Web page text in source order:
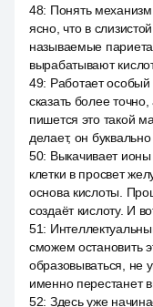
48: Понять
ясно, что в
называемые
вырабатывают
49: Работает
сказать более
пишется это такой
делает, он буквально
50: Выкачивает
клетки в просвет
основа кислоты.
создаёт кислоту. И
51:
сможем остановить
образовываться, не
именно перестанет
52: Здесь уже